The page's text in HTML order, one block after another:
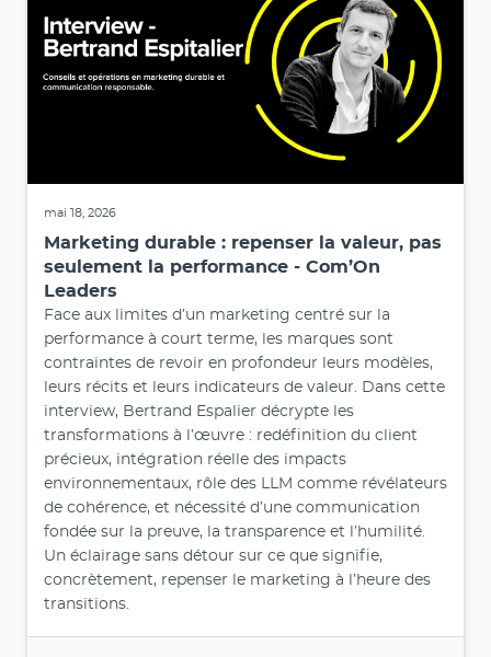
mai 18, 2026
Marketing durable : repenser la valeur, pas
seulement la performance - Com’On
Leaders
Face aux limites d’un marketing centré sur la
performance à court terme, les marques sont
contraintes de revoir en profondeur leurs modèles,
leurs récits et leurs indicateurs de valeur. Dans cette
interview, Bertrand Espalier décrypte les
transformations à l’œuvre : redéfinition du client
précieux, intégration réelle des impacts
environnementaux, rôle des LLM comme révélateurs
de cohérence, et nécessité d’une communication
fondée sur la preuve, la transparence et l’humilité.
Un éclairage sans détour sur ce que signifie,
concrètement, repenser le marketing à l’heure des
transitions.